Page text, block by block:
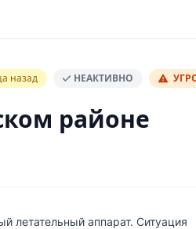
назад НЕАКТИВНО
районе
летательный аппарат. Ситуация